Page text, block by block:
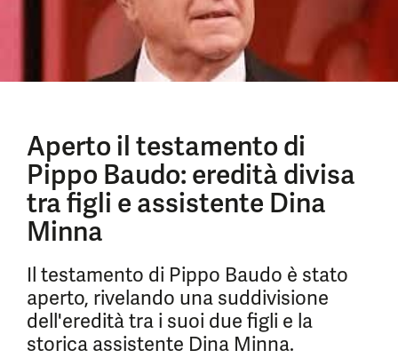
Aperto il testamento di
Pippo Baudo: eredità divisa
tra figli e assistente Dina
Minna
Il testamento di Pippo Baudo è stato
aperto, rivelando una suddivisione
dell'eredità tra i suoi due figli e la
storica assistente Dina Minna.